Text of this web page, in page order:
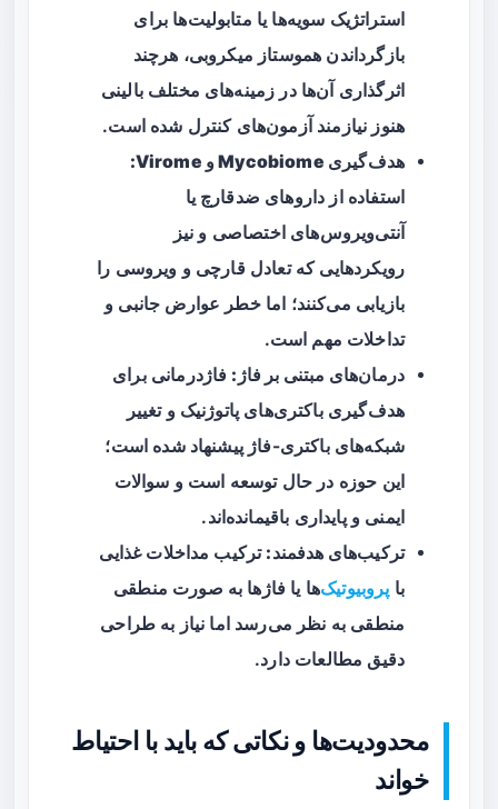
استراتژیک سویه‌ها یا متابولیت‌ها برای
بازگرداندن هموستاز میکروبی، هرچند
اثرگذاری آن‌ها در زمینه‌های مختلف بالینی
هنوز نیازمند آزمون‌های کنترل شده است.
هدف‌گیری Mycobiome و Virome:
استفاده از داروهای ضدقارچ یا
آنتی‌ویروس‌های اختصاصی و نیز
رویکردهایی که تعادل قارچی و ویروسی را
بازیابی می‌کنند؛ اما خطر عوارض جانبی و
تداخلات مهم است.
درمان‌های مبتنی بر فاژ: فاژدرمانی برای
هدف‌گیری باکتری‌های پاتوژنیک و تغییر
شبکه‌های باکتری-فاژ پیشنهاد شده است؛
این حوزه در حال توسعه است و سوالات
ایمنی و پایداری باقیمانده‌اند.
ترکیب‌های هدفمند: ترکیب مداخلات غذایی
با پروبیوتیک‌ها یا فاژها به صورت منطقی
منطقی به نظر می‌رسد اما نیاز به طراحی
دقیق مطالعات دارد.
محدودیت‌ها و نکاتی که باید با احتیاط
خواند